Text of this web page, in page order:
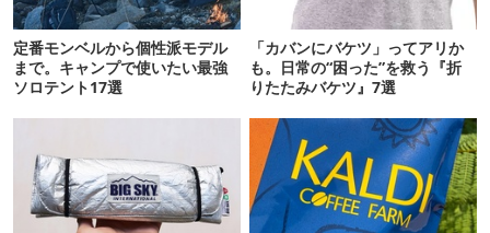
定番モンベルから個性派モデル
まで。キャンプで使いたい最強
ソロテント17選
「カバンにバケツ」ってアリか
も。日常の“困った”を救う『折
りたたみバケツ』7選